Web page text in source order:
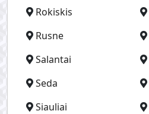
Rokiskis
Rusne
Salantai
Seda
Siauliai